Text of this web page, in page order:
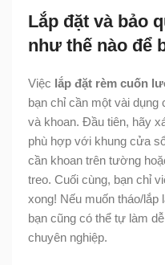
Lắp đặt và bảo
như thế nào để
Việc lắp đặt rèm cuốn
bạn chỉ cần một vài
và khoan. Đầu tiên, hãy
phù hợp với khung cửa
cần khoan trên tường
treo. Cuối cùng, bạn chỉ
xong! Nếu muốn tháo/lắp
bạn cũng có thể tự làm
chuyên nghiệp.